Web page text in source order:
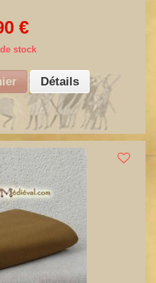
€
stock
Détails